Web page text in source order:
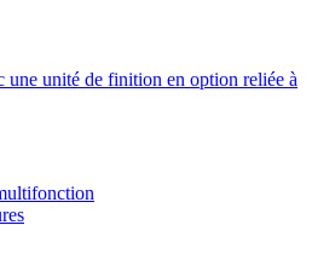
une unité de finition en option reliée à